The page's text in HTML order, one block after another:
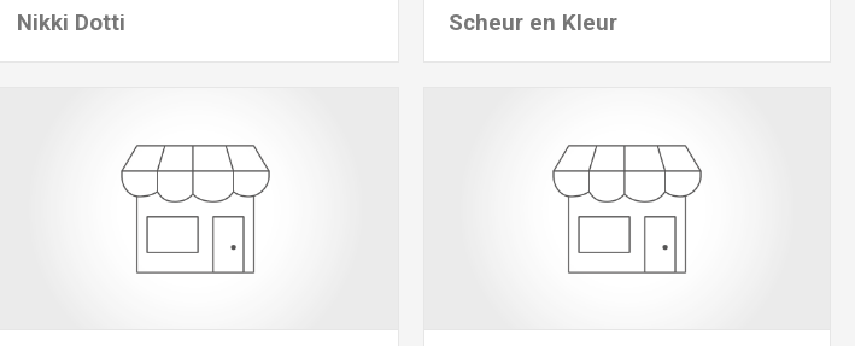
Nikki Dotti Scheur en Kleur